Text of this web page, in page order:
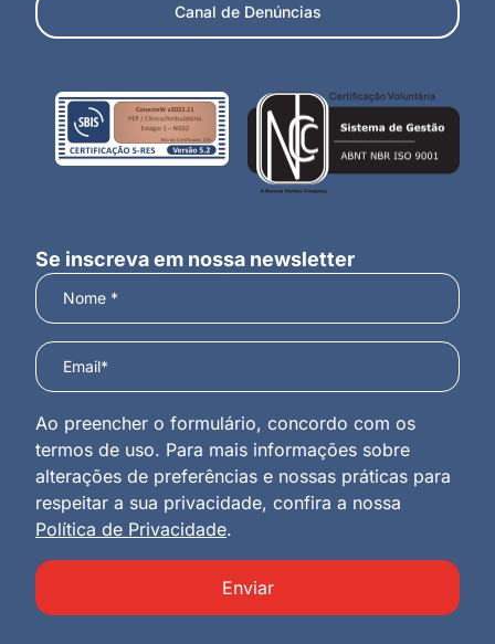
Canal de Denúncias
Se inscreva em nossa newsletter
Ao preencher o formulário, concordo com os
termos de uso. Para mais informações sobre
alterações de preferências e nossas práticas para
respeitar a sua privacidade, confira a nossa
Política de Privacidade.
Enviar